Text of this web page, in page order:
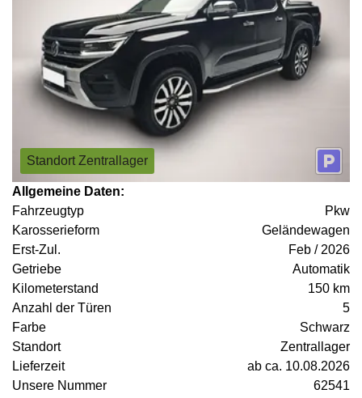
Standort Zentrallager
Allgemeine Daten:
Fahrzeugtyp
Pkw
Karosserieform
Geländewagen
Erst-Zul.
Feb / 2026
Getriebe
Automatik
Kilometerstand
150 km
Anzahl der Türen
5
Farbe
Schwarz
Standort
Zentrallager
Lieferzeit
ab ca. 10.08.2026
Unsere Nummer
62541